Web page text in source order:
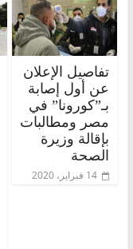
تفاصيل الإعلان
عن أول إصابة
بـ”كورونا” في
مصر ومطالبات
بإقالة وزيرة
الصحة
14 فبراير، 2020